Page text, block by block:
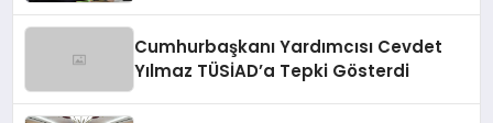
Cumhurbaşkanı Yardımcısı Cevdet
Yılmaz TÜSİAD’a Tepki Gösterdi